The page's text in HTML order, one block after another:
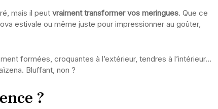
mais il peut vraiment transformer vos meringues. Que ce
estivale ou même juste pour impressionner au goûter,
formées, croquantes à l’extérieur, tendres à l’intérieur…
Bluffant, non ?
?